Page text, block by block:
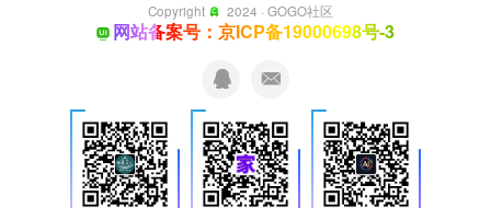
Copyright 2024 ·GOGO社区
网站备案号：京ICP备19000698号-3